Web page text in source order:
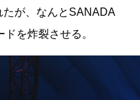
が、なんとSANADA
を炸裂させる。